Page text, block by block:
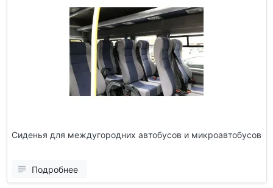
Сиденья для междугородних автобусов и микроавтобусов
Подробнее